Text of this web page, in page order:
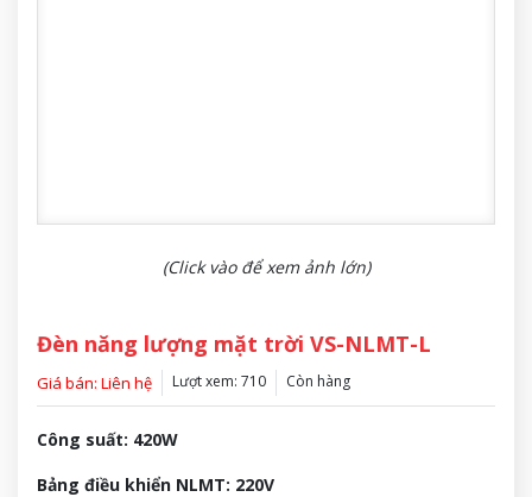
(Click vào để xem ảnh lớn)
Đèn năng lượng mặt trời VS-NLMT-L
Giá bán: Liên hệ Lượt xem: 710 Còn hàng
Công suất: 420W
Bảng điều khiển NLMT: 220V